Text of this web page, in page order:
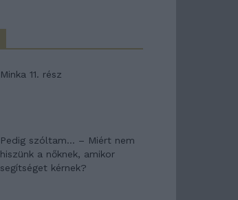
Minka 11. rész
Pedig szóltam… – Miért nem
hiszünk a nőknek, amikor
segítséget kérnek?